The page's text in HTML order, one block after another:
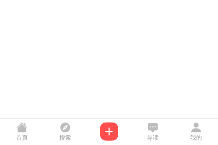
首頁 搜索 导读 我的